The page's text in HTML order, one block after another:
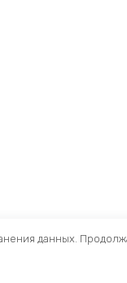
данных.